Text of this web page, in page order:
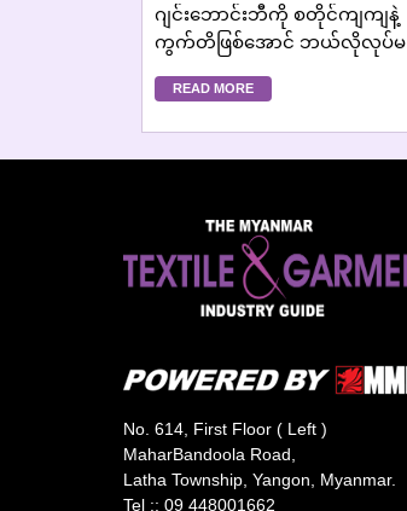
ဂျင်းဘောင်းဘီကို စတိုင်ကျကျနဲ့
ကွက်တိဖြစ်အောင် ဘယ်လိုလုပ်မ
လဲ...READ MORE
No. 614, First Floor ( Left )
MaharBandoola Road,
Latha Township, Yangon, Myanmar.
Tel :: 09 448001662